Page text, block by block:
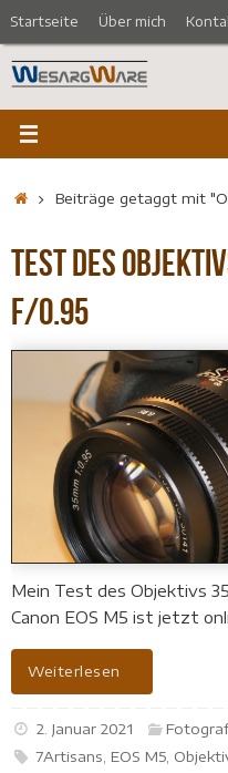
Zum
Inhalt
springen
Startseite Über mich
Startseite
Beiträge getaggt mit
Test des
f/0.95
Mein Test des Objektivs
Canon EOS M5 ist jetzt
Weiterlesen
2. Januar 2021
7Artisans EOS M5,